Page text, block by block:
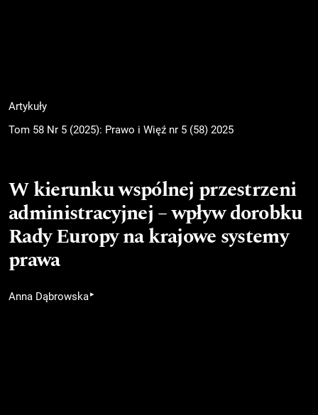
Artykuły
Tom 58 Nr 5 (2025): Prawo i Więź nr 5 (58) 2025
W kierunku wspólnej przestrzeni
administracyjnej – wpływ dorobku
Rady Europy na krajowe systemy
prawa
Anna Dąbrowska▸